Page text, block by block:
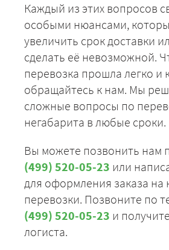
Каждый из этих вопросов
особыми нюансами,
увеличить срок доставки
сделать её невозможной.
перевозка прошла легко и
обращайтесь к нам. Мы
сложные вопросы по
негабарита в любые сроки.
Вы можете позвонить нам
(499) 520-05-23 или
для оформления заказа на
перевозки. Позвоните по
(499) 520-05-23 и
логиста.